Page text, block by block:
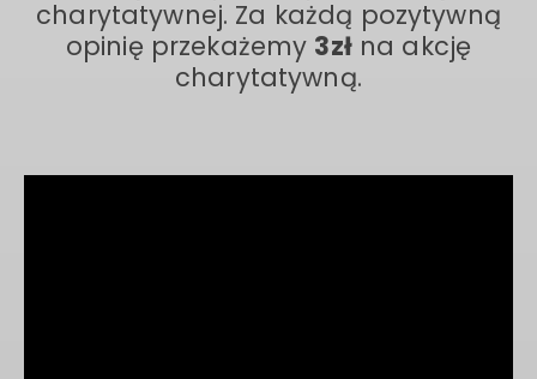
charytatywnej. Za każdą pozytywną
opinię przekażemy 3złna akcję
charytatywną.